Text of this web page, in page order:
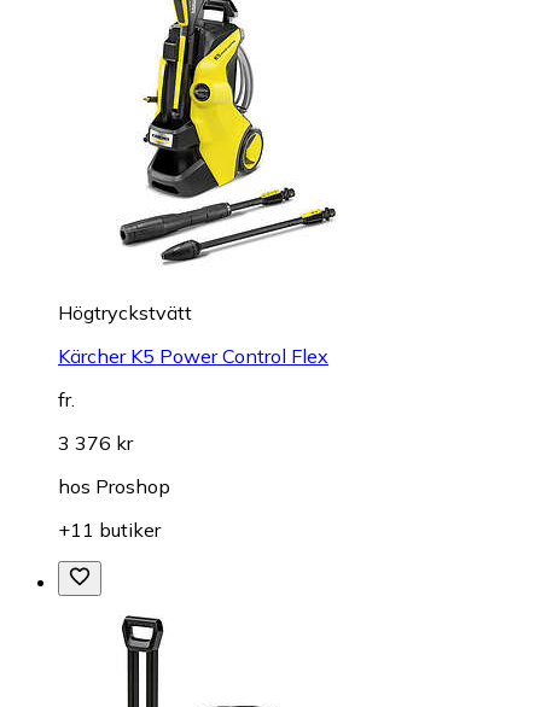
Högtryckstvätt
Kärcher K5 Power Control Flex
fr.
3 376 kr
hos Proshop
+11 butiker